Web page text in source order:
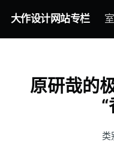
大作设计网站专栏
原研哉的
“
类